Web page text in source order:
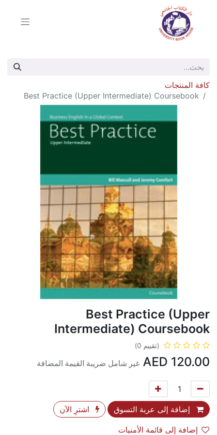
كافة المنتجات
Best Practice (Upper Intermediate) Coursebook
Best Practice (Upper
Intermediate) Coursebook
(تقييم 0)
120.00 غير شامل ضريبة القيمة المضافة
إضافة إلى عربة التسوق اشترِ الآن
إضافة إلى قائمة الأمنيات